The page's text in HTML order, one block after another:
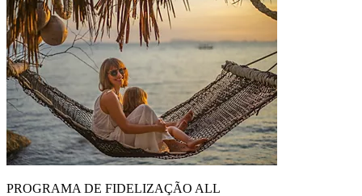
PROGRAMA DE FIDELIZAÇÃO ALL